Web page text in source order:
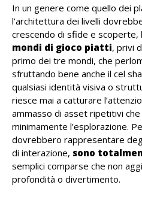
In un genere come quello dei
l’architettura dei livelli
crescendo di sfide e scoperte,
mondi di gioco piatti, privi
primo dei tre mondi, che
sfruttando bene anche il cel
qualsiasi identità visiva o
riesce mai a catturare
ammasso di asset ripetitivi
minimamente l’esplorazione.
dovrebbero rappresentare
di interazione, sono
semplici comparse che non
profondità o divertimento.